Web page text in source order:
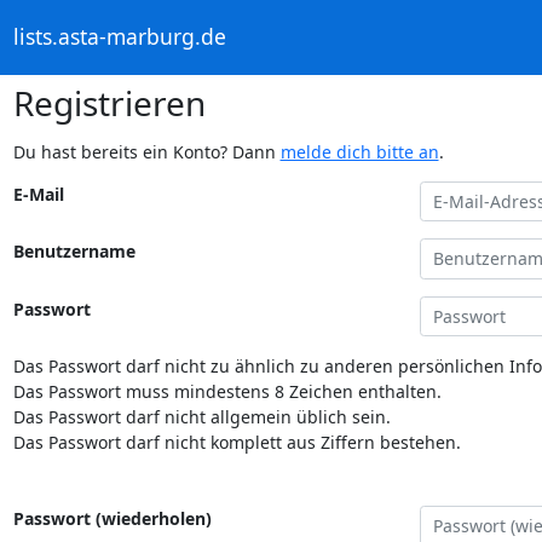
lists.asta-marburg.de
Registrieren
Du hast bereits ein Konto? Dann melde dich bitte an.
E-Mail
Benutzername
Passwort
Das Passwort darf nicht zu ähnlich zu anderen persönlichen
Das Passwort muss mindestens 8 Zeichen enthalten.
Das Passwort darf nicht allgemein üblich sein.
Das Passwort darf nicht komplett aus Ziffern bestehen.
Passwort (wiederholen)